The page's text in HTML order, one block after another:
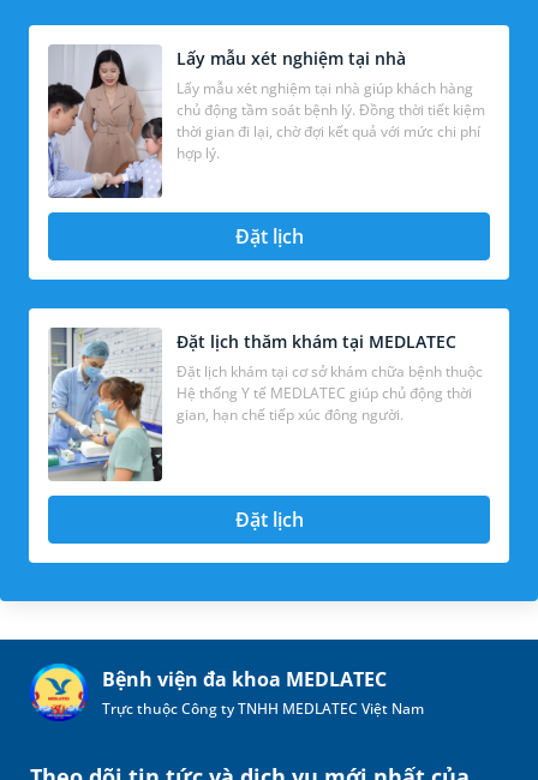
Lấy mẫu xét nghiệm tại nhà
Lấy mẫu xét nghiệm tại nhà giúp khách hàng
chủ động tầm soát bệnh lý. Đồng thời tiết kiệm
thời gian đi lại, chờ đợi kết quả với mức chi phí
hợp lý.
Đặt lịch
Đặt lịch thăm khám tại MEDLATEC
Đặt lịch khám tại cơ sở khám chữa bệnh thuộc
Hệ thống Y tế MEDLATEC giúp chủ động thời
gian, hạn chế tiếp xúc đông người.
Đặt lịch
Bệnh viện đa khoa MEDLATEC
Trực thuộc Công ty TNHH MEDLATEC Việt Nam